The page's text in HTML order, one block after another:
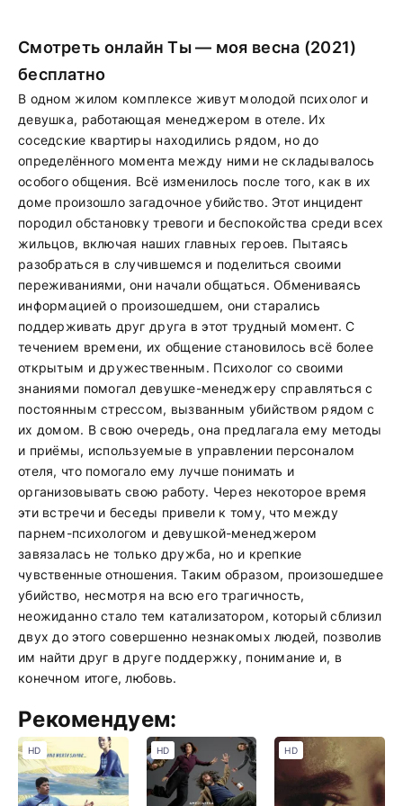
Смотреть онлайн Ты — моя весна (2021)
бесплатно
В одном жилом комплексе живут молодой психолог и
девушка, работающая менеджером в отеле. Их
соседские квартиры находились рядом, но до
определённого момента между ними не складывалось
особого общения. Всё изменилось после того, как в их
доме произошло загадочное убийство. Этот инцидент
породил обстановку тревоги и беспокойства среди всех
жильцов, включая наших главных героев. Пытаясь
разобраться в случившемся и поделиться своими
переживаниями, они начали общаться. Обмениваясь
информацией о произошедшем, они старались
поддерживать друг друга в этот трудный момент. С
течением времени, их общение становилось всё более
открытым и дружественным. Психолог со своими
знаниями помогал девушке-менеджеру справляться с
постоянным стрессом, вызванным убийством рядом с
их домом. В свою очередь, она предлагала ему методы
и приёмы, используемые в управлении персоналом
отеля, что помогало ему лучше понимать и
организовывать свою работу. Через некоторое время
эти встречи и беседы привели к тому, что между
парнем-психологом и девушкой-менеджером
завязалась не только дружба, но и крепкие
чувственные отношения. Таким образом, произошедшее
убийство, несмотря на всю его трагичность,
неожиданно стало тем катализатором, который сблизил
двух до этого совершенно незнакомых людей, позволив
им найти друг в друге поддержку, понимание и, в
конечном итоге, любовь.
Рекомендуем:
HD HD HD